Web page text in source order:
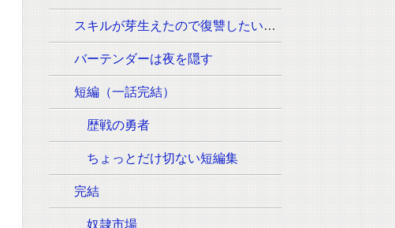
スキルが芽生えたので復讐したいと思います
バーテンダーは夜を隠す
短編（一話完結）
歴戦の勇者
ちょっとだけ切ない短編集
完結
奴隷市場